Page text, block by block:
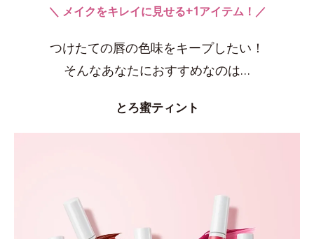
＼ メイクをキレイに見せる+1アイテム！／
つけたての唇の色味をキープしたい！
そんなあなたにおすすめなのは…
とろ蜜ティント